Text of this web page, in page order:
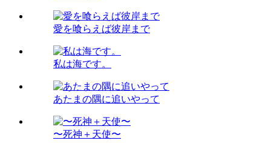
愛を喰らえば彼岸まで
私は海です。
あたまの隅に追いやって
〜死神＋天使〜